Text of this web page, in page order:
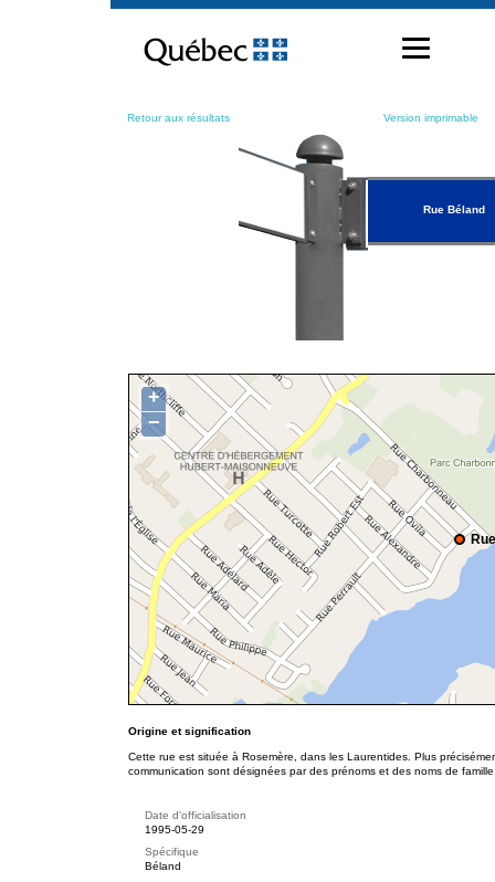
contenu
Retour aux résultats Version imprimable
Rue Béland
+
−
Origine et signification
Cette rue est située à Rosemère, dans les Laurentides. Plus
communication sont désignées par des prénoms et des noms de
Date d'officialisation
1995-05-29
Spécifique
Béland